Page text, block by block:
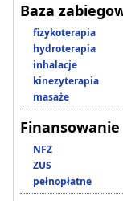
Baza
fizykoterapia
hydroterapia
inhalacje
kinezyterapia
masaże
Finansowanie
NFZ
ZUS
pełnopłatne